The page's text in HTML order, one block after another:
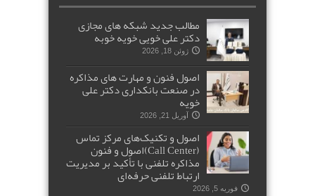
مطالب جدید شبکه های مجازی
دکتر علی خویی خویه خوبه
ژوئن 18, 2026
اصول فنون و مهارت های مذاکره
در صنعت بانکداری دکتر علی
خویه
آوریل 21, 2026
اصول و تکنیک‌های مرکز تماس
(Call Center)اصول و فنون
مذاکره تلفنی با تأکید بر مدیریت
ارتباط تلفنی حرفه‌ای
فوریه 5, 2026